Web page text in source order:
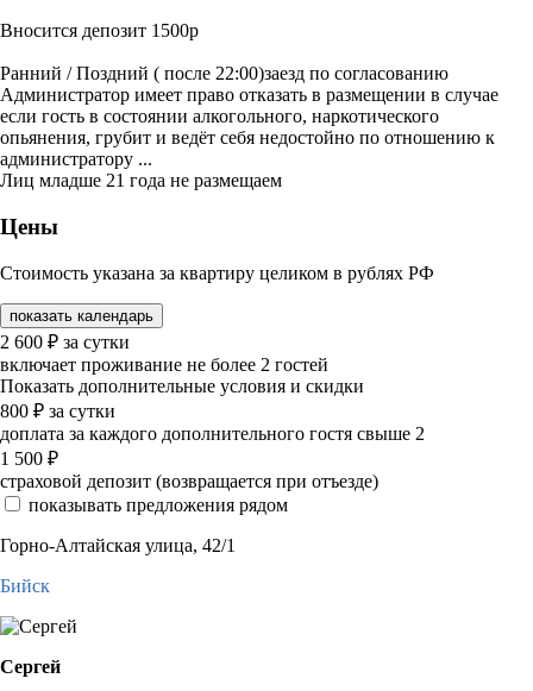
Вносится депозит 1500р
Ранний / Поздний ( после 22:00)заезд по согласованию
Администратор имеет право отказать в размещении в случае
если гость в состоянии алкогольного, наркотического
опьянения, грубит и ведёт себя недостойно по отношению к
администратору ...
Лиц младше 21 года не размещаем
Цены
Стоимость указана за квартиру целиком в рублях РФ
показать календарь
2 600 ₽ за сутки
включает проживание не более 2 гостей
Показать дополнительные условия и скидки
800 ₽ за сутки
доплата за каждого дополнительного гостя свыше 2
1 500 ₽
страховой депозит (возвращается при отъезде)
показывать предложения рядом
Горно-Алтайская улица, 42/1
Бийск
Сергей